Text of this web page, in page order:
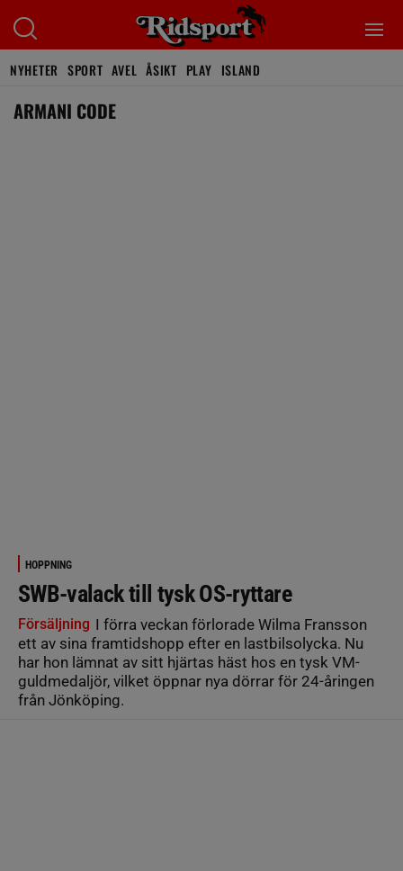
NYHETER SPORT AVEL ÅSIKT PLAY ISLAND
ARMANI CODE
HOPPNING
SWB-valack till tysk OS-ryttare
Försäljning I förra veckan förlorade Wilma Fransson
ett av sina framtidshopp efter en lastbilsolycka. Nu
har hon lämnat av sitt hjärtas häst hos en tysk VM-
guldmedaljör, vilket öppnar nya dörrar för 24-åringen
från Jönköping.